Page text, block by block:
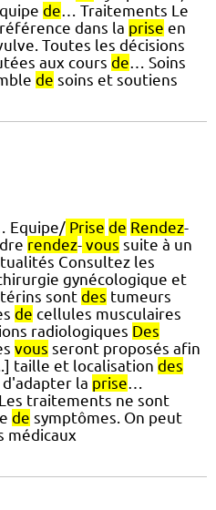
de … Traitements Le
référence dans la prise en
Toutes les décisions
aux cours de … Soins
de soins et soutiens
Equipe/ Prise de Rendez-
rendez- vous suite à un
Consultez les
gynécologique et
sont des tumeurs
de cellules musculaires
radiologiques Des
vous seront proposés afin
taille et localisation des
la prise…
traitements ne sont
de symptômes. On peut
médicaux